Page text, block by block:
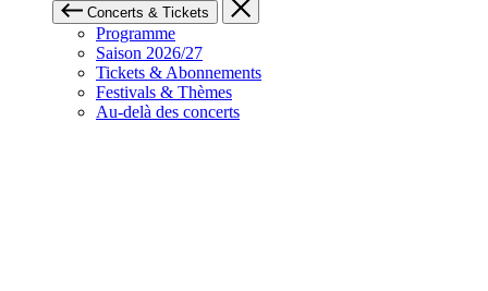
Concerts & Tickets
Programme
Saison 2026/27
Tickets & Abonnements
Festivals & Thèmes
Au-delà des concerts